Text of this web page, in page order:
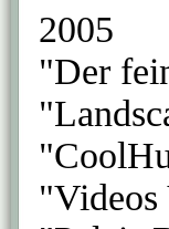
2005
"Der
"Videos